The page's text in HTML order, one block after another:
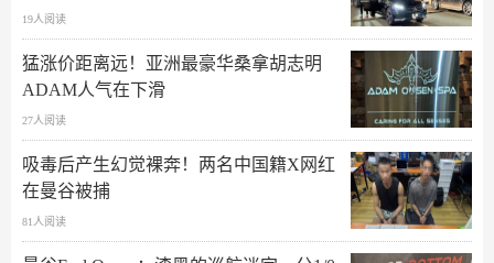
19人阅读
猛涨价距离远！亚洲最豪华桑拿胡志明
ADAM人气在下滑
27人阅读
吸毒后产生幻觉裸奔！两名中国籍X网红
在曼谷被捕
81人阅读